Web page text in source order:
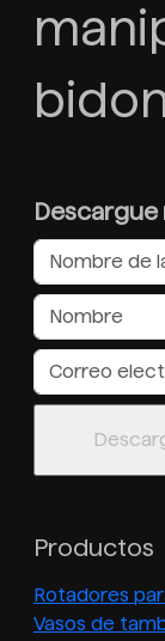
Productos
Rotadores
Vasos de